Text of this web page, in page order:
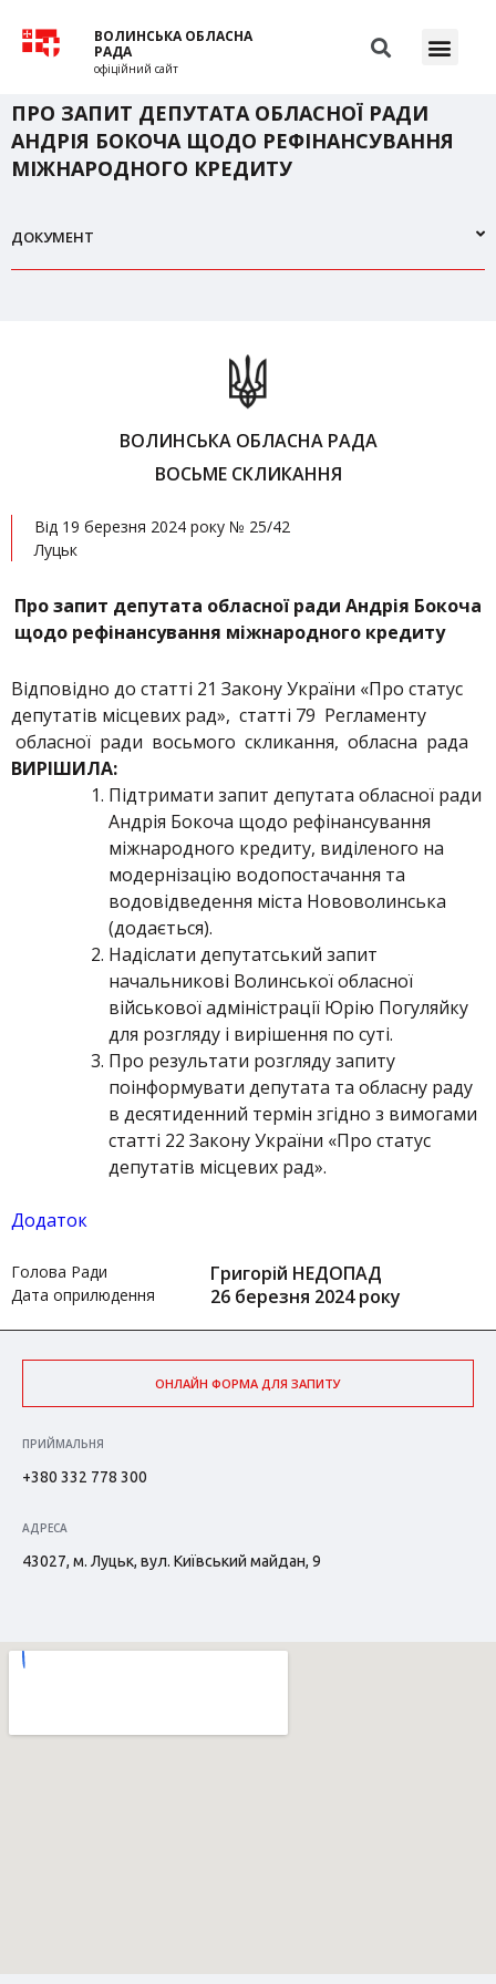
ВОЛИНСЬКА ОБЛАСНА
РАДА
офіційний сайт
ПРО ЗАПИТ ДЕПУТАТА ОБЛАСНОЇ РАДИ
АНДРІЯ БОКОЧА ЩОДО РЕФІНАНСУВАННЯ
МІЖНАРОДНОГО КРЕДИТУ
ДОКУМЕНТ
ВОЛИНСЬКА ОБЛАСНА РАДА
ВОСЬМЕ СКЛИКАННЯ
Від 19 березня 2024 року № 25/42
Луцьк
Про запит депутата обласної ради Андрія Бокоча
щодо рефінансування міжнародного кредиту
Відповідно до статті 21 Закону України «Про статус
депутатів місцевих рад», статті 79 Регламенту
обласної ради восьмого скликання, обласна рада
ВИРІШИЛА:
Підтримати запит депутата обласної ради
Андрія Бокоча щодо рефінансування
міжнародного кредиту, виділеного на
модернізацію водопостачання та
водовідведення міста Нововолинська
(додається).
Надіслати депутатський запит
начальникові Волинської обласної
військової адміністрації Юрію Погуляйку
для розгляду і вирішення по суті.
Про результати розгляду запиту
поінформувати депутата та обласну раду
в десятиденний термін згідно з вимогами
статті 22 Закону України «Про статус
депутатів місцевих рад».
Додаток
Голова Ради Григорій НЕДОПАД
Дата оприлюдення 26 березня 2024 року
ОНЛАЙН ФОРМА ДЛЯ ЗАПИТУ
ПРИЙМАЛЬНЯ
+380 332 778 300
АДРЕСА
43027, м. Луцьк, вул. Київський майдан, 9